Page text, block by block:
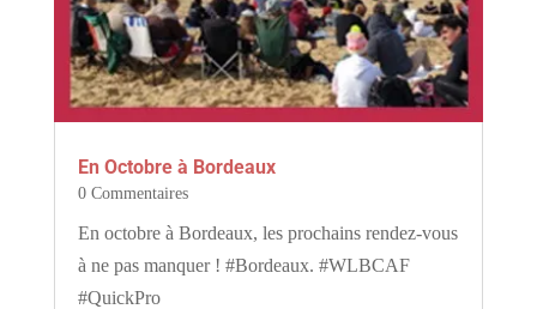
En Octobre à Bordeaux
0 Commentaires
En octobre à Bordeaux, les prochains rendez-vous
à ne pas manquer ! #Bordeaux. #WLBCAF
#QuickPro